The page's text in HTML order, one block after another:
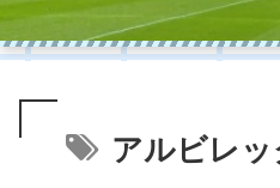
アルビレ